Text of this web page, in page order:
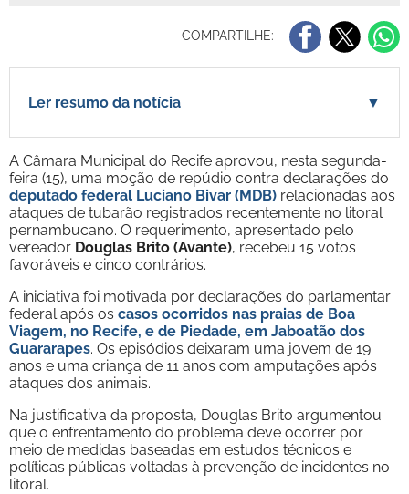
COMPARTILHE:
Ler resumo da notícia ▼
A Câmara Municipal do Recife aprovou, nesta segunda-
feira (15), uma moção de repúdio contra declarações do
deputado federal Luciano Bivar (MDB) relacionadas aos
ataques de tubarão registrados recentemente no litoral
pernambucano. O requerimento, apresentado pelo
vereador Douglas Brito (Avante), recebeu 15 votos
favoráveis e cinco contrários.
A iniciativa foi motivada por declarações do parlamentar
federal após os casos ocorridos nas praias de Boa
Viagem, no Recife, e de Piedade, em Jaboatão dos
Guararapes. Os episódios deixaram uma jovem de 19
anos e uma criança de 11 anos com amputações após
ataques dos animais.
Na justificativa da proposta, Douglas Brito argumentou
que o enfrentamento do problema deve ocorrer por
meio de medidas baseadas em estudos técnicos e
políticas públicas voltadas à prevenção de incidentes no
litoral.